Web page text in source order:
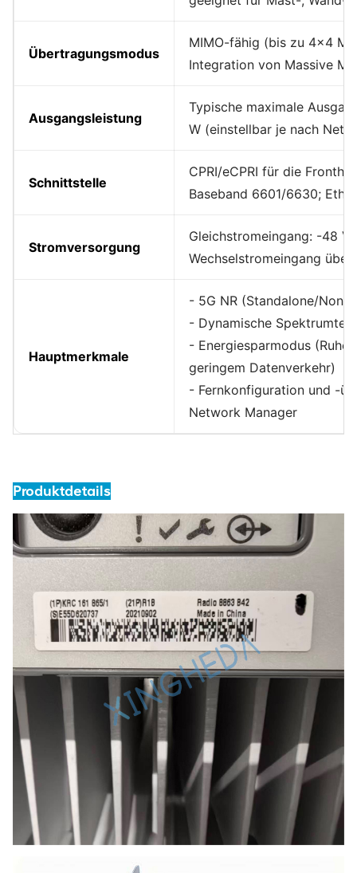
Übertragungsmodus
MIMO-fähig (bis zu 4x4
Integration von Massive
Ausgangsleistung
Typische maximale
W (einstellbar je nach
Schnittstelle
CPRI/eCPRI für die
Baseband 6601/6630;
Stromversorgung
Gleichstromeingang: -48 V
Wechselstromeingang
Hauptmerkmale
- 5G NR (Standalone/Non-
- Dynamische
- Energiesparmodus
geringem Datenverkehr)
- Fernkonfiguration und -
Network Manager
Produktdetails